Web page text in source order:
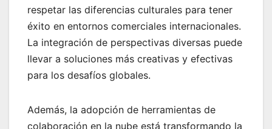
respetar las diferencias culturales para tener
éxito en entornos comerciales internacionales.
La integración de perspectivas diversas puede
llevar a soluciones más creativas y efectivas
para los desafíos globales.
Además, la adopción de herramientas de
colaboración en la nube está transformando la